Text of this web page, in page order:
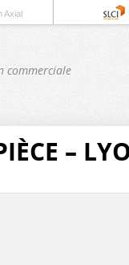
Axial
commerciale
–